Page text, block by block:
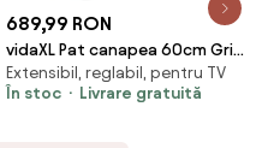
689,99 RON
vidaXL Pat canapea 60cm Gri
deschis țesătură
Extensibil, reglabil, pentru TV
În stoc
Livrare gratuită